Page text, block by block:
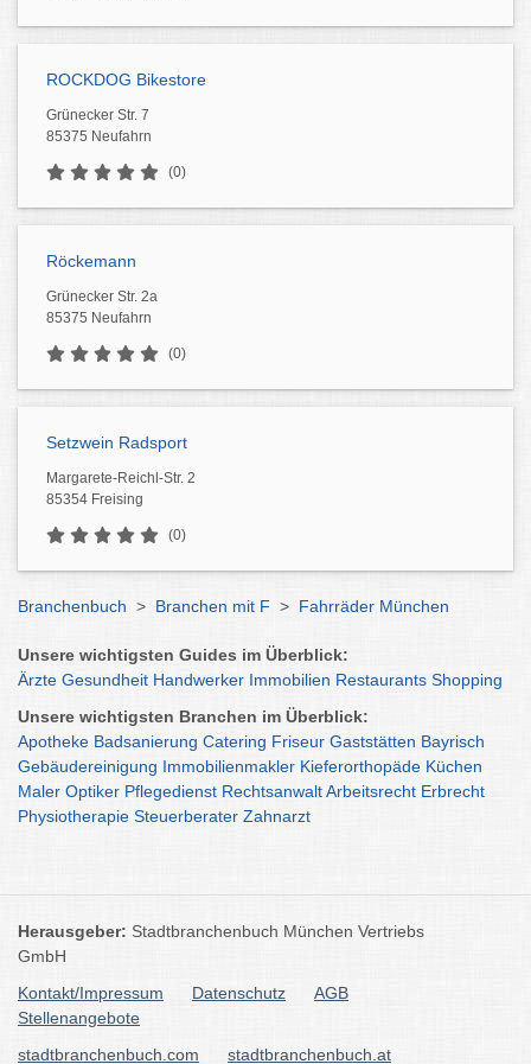
ROCKDOG Bikestore
Grünecker Str. 7
85375 Neufahrn
(0)
Röckemann
Grünecker Str. 2a
85375 Neufahrn
(0)
Setzwein Radsport
Margarete-Reichl-Str. 2
85354 Freising
(0)
Branchenbuch > Branchen mit F > Fahrräder München
Unsere wichtigsten Guides im Überblick:
Ärzte Gesundheit Handwerker Immobilien Restaurants Shopping
Unsere wichtigsten Branchen im Überblick:
Apotheke Badsanierung Catering Friseur Gaststätten Bayrisch
Gebäudereinigung Immobilienmakler Kieferorthopäde Küchen
Maler Optiker Pflegedienst RechtsanwaltArbeitsrecht Erbrecht
Physiotherapie Steuerberater Zahnarzt
Herausgeber: Stadtbranchenbuch München Vertriebs
GmbH
Kontakt/Impressum
Datenschutz
AGB
Stellenangebote
stadtbranchenbuch.com
stadtbranchenbuch.at